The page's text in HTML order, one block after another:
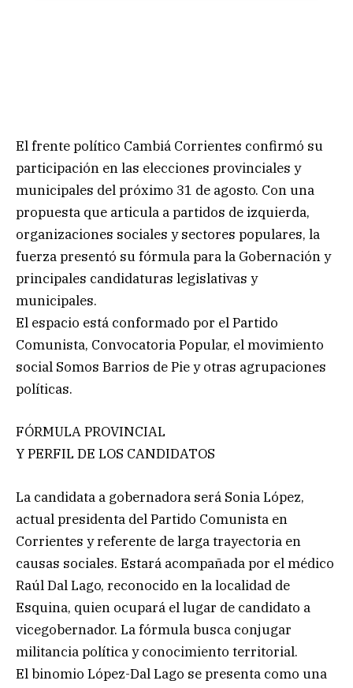
El frente político Cambiá Corrientes confirmó su
participación en las elecciones provinciales y
municipales del próximo 31 de agosto. Con una
propuesta que articula a partidos de izquierda,
organizaciones sociales y sectores populares, la
fuerza presentó su fórmula para la Gobernación y
principales candidaturas legislativas y
municipales.
El espacio está conformado por el Partido
Comunista, Convocatoria Popular, el movimiento
social Somos Barrios de Pie y otras agrupaciones
políticas.
FÓRMULA PROVINCIAL
Y PERFIL DE LOS CANDIDATOS
La candidata a gobernadora será Sonia López,
actual presidenta del Partido Comunista en
Corrientes y referente de larga trayectoria en
causas sociales. Estará acompañada por el médico
Raúl Dal Lago, reconocido en la localidad de
Esquina, quien ocupará el lugar de candidato a
vicegobernador. La fórmula busca conjugar
militancia política y conocimiento territorial.
El binomio López-Dal Lago se presenta como una